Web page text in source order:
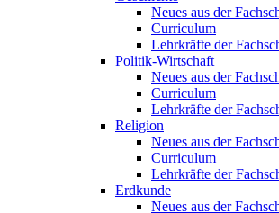
Neues aus der
Curriculum
Lehrkräfte der
Politik-Wirtschaft
Neues aus der
Curriculum
Lehrkräfte der
Religion
Neues aus der
Curriculum
Lehrkräfte der
Erdkunde
Neues aus der